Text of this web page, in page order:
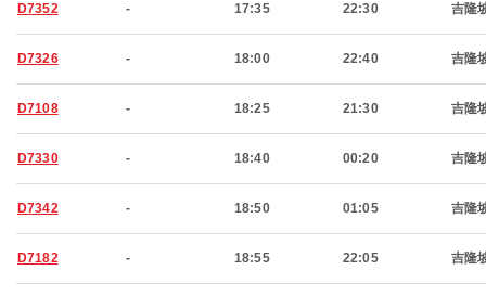
D7352 - 17:35 22:30 吉隆
D7326 - 18:00 22:40 吉隆
D7108 - 18:25 21:30 吉隆
D7330 - 18:40 00:20 吉隆
D7342 - 18:50 01:05 吉隆
D7182 - 18:55 22:05 吉隆